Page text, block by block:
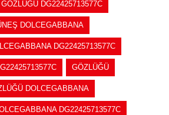
DG22425713577C
DOLCEGABBANA
DG22425713577C
GÖZLÜĞÜ
DOLCEGABBANA
DG22425713577C